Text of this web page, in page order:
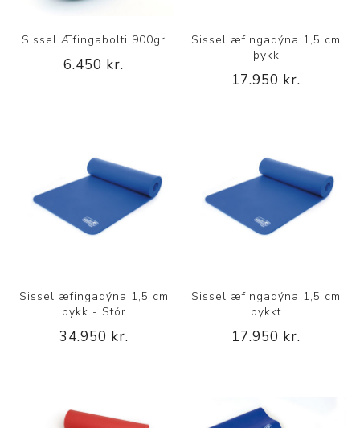
Sissel Æfingabolti 900gr
6.450 kr.
Sissel æfingadýna 1,5 cm
þykk
17.950 kr.
Sissel æfingadýna 1,5 cm
þykk - Stór
34.950 kr.
Sissel æfingadýna 1,5 cm
þykkt
17.950 kr.